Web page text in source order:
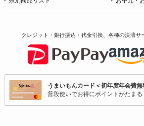
クレジット・銀行振込・代金引換、各種の決済サ
うまいもんカード＜初年度年会費無
普段使いでお得にポイントがたまる